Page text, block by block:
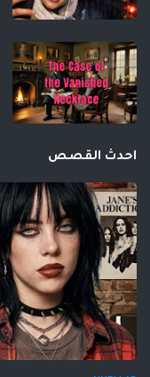
احدث القصص